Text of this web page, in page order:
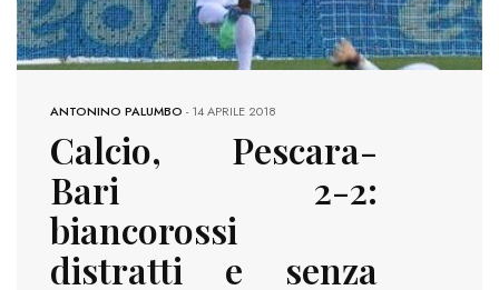
ANTONINO PALUMBO -14 APRILE 2018
Calcio, Pescara-
Bari 2-2:
biancorossi
distratti e senza